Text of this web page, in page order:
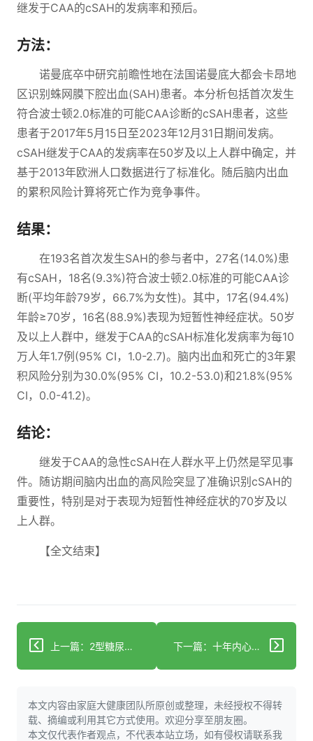
继发于CAA的cSAH的发病率和预后。
方法：
诺曼底卒中研究前瞻性地在法国诺曼底大都会卡昂地
区识别蛛网膜下腔出血(SAH)患者。本分析包括首次发生
符合波士顿2.0标准的可能CAA诊断的cSAH患者，这些
患者于2017年5月15日至2023年12月31日期间发病。
cSAH继发于CAA的发病率在50岁及以上人群中确定，并
基于2013年欧洲人口数据进行了标准化。随后脑内出血
的累积风险计算将死亡作为竞争事件。
结果：
在193名首次发生SAH的参与者中，27名(14.0%)患
有cSAH，18名(9.3%)符合波士顿2.0标准的可能CAA诊
断(平均年龄79岁，66.7%为女性)。其中，17名(94.4%)
年龄≥70岁，16名(88.9%)表现为短暂性神经症状。50岁
及以上人群中，继发于CAA的cSAH标准化发病率为每10
万人年1.7例(95% CI，1.0-2.7)。脑内出血和死亡的3年累
积风险分别为30.0%(95% CI，10.2-53.0)和21.8%(95%
CI，0.0-41.2)。
结论：
继发于CAA的急性cSAH在人群水平上仍然是罕见事
件。随访期间脑内出血的高风险突显了准确识别cSAH的
重要性，特别是对于表现为短暂性神经症状的70岁及以
上人群。
【全文结束】
上一篇：2型糖尿病可能使败血症风险翻倍 下一篇：十年内心肌梗死发病率上升1.5倍 发病年龄结构显著年轻化
本文内容由家庭大健康团队所原创或整理，未经授权不得转
载、摘编或利用其它方式使用。欢迎分享至朋友圈。
本文仅代表作者观点，不代表本站立场，如有侵权请联系我